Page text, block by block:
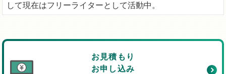
して現在はフリーライターとして活動中。
お見積もり
お申し込み